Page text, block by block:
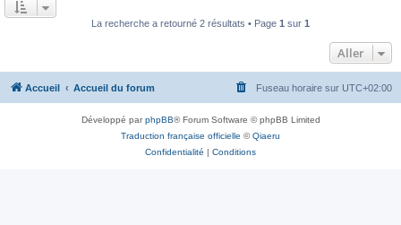
La recherche a retourné 2 résultats • Page 1 sur 1
Aller
Accueil Accueil du forum Fuseau horaire sur UTC+02:00
Développé parphpBB® Forum Software © phpBB Limited
Traduction française officielle ©Qiaeru
Confidentialité | Conditions